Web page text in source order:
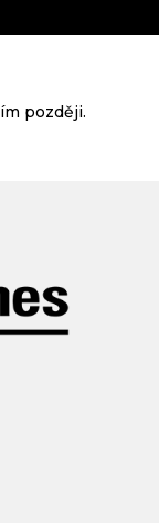
později.